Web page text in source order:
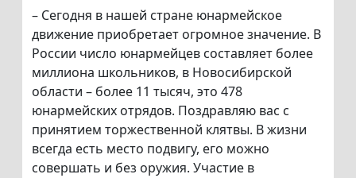
– Сегодня в нашей стране юнармейское
движение приобретает огромное значение. В
России число юнармейцев составляет более
миллиона школьников, в Новосибирской
области – более 11 тысяч, это 478
юнармейских отрядов. Поздравляю вас с
принятием торжественной клятвы. В жизни
всегда есть место подвигу, его можно
совершать и без оружия. Участие в